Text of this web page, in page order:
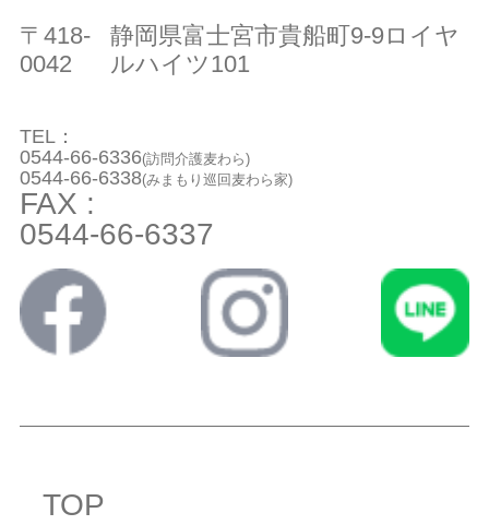
〒418-
0042
静岡県富士宮市貴船町9-9ロイヤ
ルハイツ101
TEL：
0544-66-6336(訪問介護麦わら)
0544-66-6338(みまもり巡回麦わら家)
FAX :
0544-66-6337
TOP